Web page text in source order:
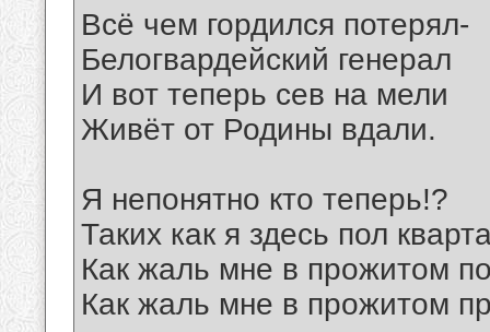
Всё чем гордился потерял-
Белогвардейский генерал
И вот теперь сев на мели
Живёт от Родины вдали.
Я непонятно кто теперь!?
Таких как я здесь пол
Как жаль мне в прожитом
Как жаль мне в прожитом